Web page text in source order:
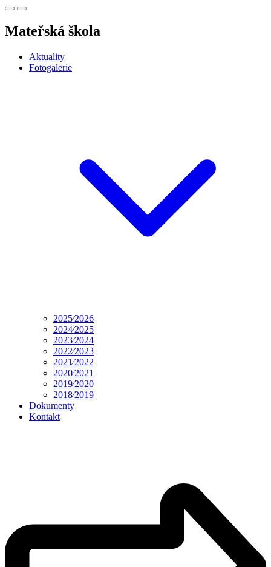
Mateřská škola
Aktuality
Fotogalerie
2025⁄2026
2024⁄2025
2023⁄2024
2022⁄2023
2021⁄2022
2020⁄2021
2019⁄2020
2018⁄2019
Dokumenty
Kontakt